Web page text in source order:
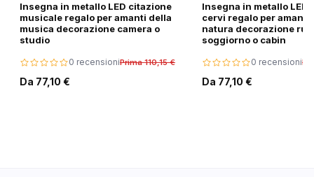
Insegna in metallo LED citazione
musicale regalo per amanti della
musica decorazione camera o
studio
0 recensioniPrima 110,15 €
Da 77,10 €
Insegna in metallo LED
cervi regalo per amanti
natura decorazione
soggiorno o cabin
0 recensioni
Da 77,10 €